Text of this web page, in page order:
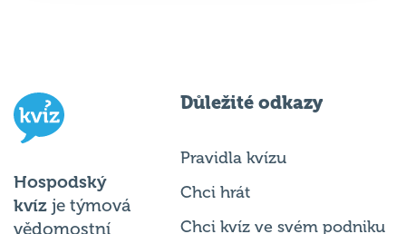
Hospodský
kvíz je týmová
vědomostní
Důležité odkazy
Pravidla kvízu
Chci hrát
Chci kvíz ve svém podniku